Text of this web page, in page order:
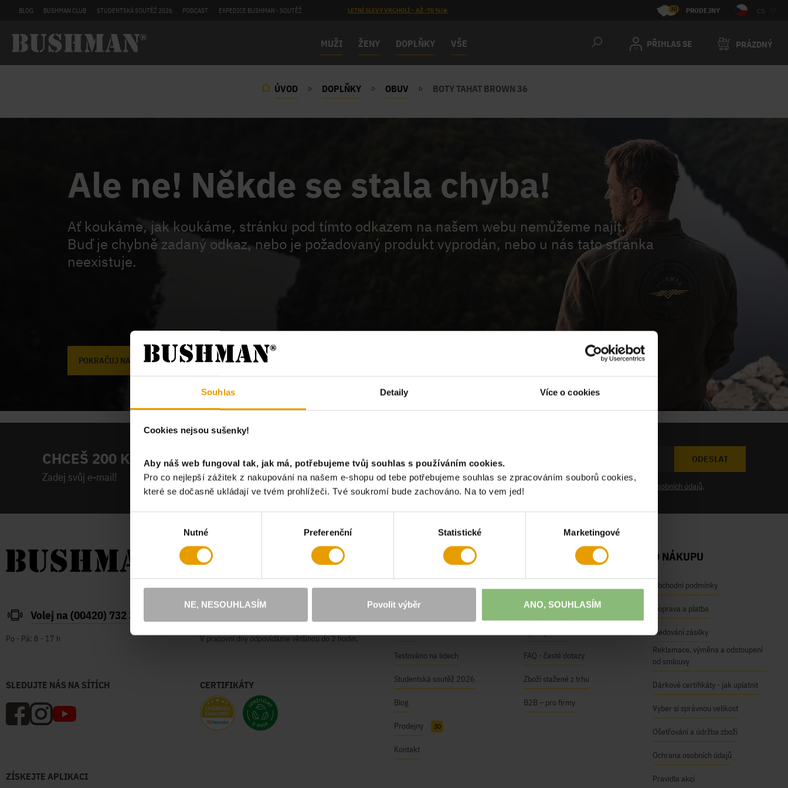
Souhlas Detaily Více o cookies
Cookies nejsou sušenky!
Aby náš web fungoval tak, jak má, potřebujeme tvůj souhlas s používáním cookies.
Pro co nejlepší zážitek z nakupování na našem e-shopu od tebe potřebujeme souhlas se zpracováním souborů cookies,
které se dočasně ukládají ve tvém prohlížeči. Tvé soukromí bude zachováno. Na to vem jed!
Nutné Preferenční Statistické Marketingové
NE, NESOUHLASÍM Povolit výběr ANO, SOUHLASÍM
BLOG BUSHMAN CLUB STUDENTSKÁ SOUTĚŽ 2026 PODCAST EXPEDICE BUSHMAN - SOUTĚŽ LETNÍ SLEVY VRCHOLÍ – AŽ -70 %!☀️ 30 PRODEJNY CS
MUŽI ŽENY DOPLŇKY VŠE PŘIHLAS SE PRÁZDNÝ
ÚVOD DOPLŇKY OBUV BOTY TAHAT BROWN 36
Ale ne! Někde se stala chyba!
Ať koukáme, jak koukáme, stránku pod tímto odkazem na našem webu nemůžeme najít.
Buď je chybně zadaný odkaz, nebo je požadovaný produkt vyprodán, nebo u nás tato stránka
neexistuje.
POKRAČUJ NA ÚVODNÍ STRÁNKU
CHCEŠ 200 KČ NA PRVNÍ NÁKUP?
Zadej svůj e-mail!
ODESLAT
Chci odebírat novinky a souhlasím se zpracováním osobních údajů.
Volej na (00420) 732 387 626
Po - Pá: 8 - 17 h V pracovní dny odpovídáme většinou do 2 hodin.
SLEDUJTE NÁS NA SÍTÍCH CERTIFIKÁTY
ZÍSKEJTE APLIKACI
Naše hodnoty
BUSHMAN Club
Kariéra
Testováno na lidech
Studentská soutěž 2026
Blog
Prodejny 30
Kontakt
NAŠE SLUŽBY
Módní inspirace
Úpravy oděvů
FAQ - časté dotazy
Zboží stažené z trhu
B2B – pro firmy
O NÁKUPU
Obchodní podmínky
Doprava a platba
Sledování zásilky
Reklamace, výměna a odstoupení
od smlouvy
Dárkové certifikáty - jak uplatnit
Vyber si správnou velikost
Ošetřování a údržba zboží
Ochrana osobních údajů
Pravidla akcí